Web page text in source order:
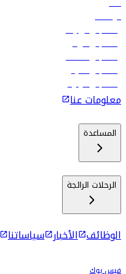
فنادق
الوظائف
رحلات إلى تبيليسي
رحلات إلى الرياض
رحلات إلى مسقط
رحلات إلى ماليه
رحلات إلى كولومبو
معلومات عنا
المساعدة
الرحلات الرائجة
الوظائف الأخبار سياساتنا
فيس بوك